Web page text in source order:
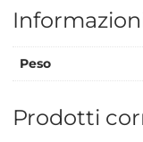
Peso
Prodotti